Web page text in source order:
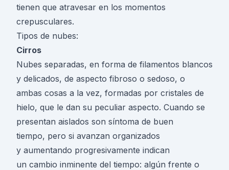
tienen que atravesar en los momentos
crepusculares.
Tipos de nubes:
Cirros
Nubes separadas, en forma de filamentos blancos
y delicados, de aspecto fibroso o sedoso, o
ambas cosas a la vez, formadas por cristales de
hielo, que le dan su peculiar aspecto. Cuando se
presentan aislados son síntoma de buen
tiempo, pero si avanzan organizados
y aumentando progresivamente indican
un cambio inminente del tiempo: algún frente o